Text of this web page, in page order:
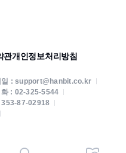
관개인정보처리방침
일 : support@hanbit.co.kr
화 : 02-325-5544
353-87-02918